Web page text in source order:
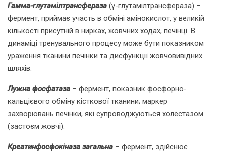
Гамма-глутамілтрансфераза (γ-глутамілтрансфераза) –
фермент, приймає участь в обміні амінокислот, у великій
кількості присутній в нирках, жовчних ходах, печінці. В
динаміці тренувального процесу може бути показником
ураження тканини печінки та дисфункції жовчовивідних
шляхів.
Лужна фосфатаза – фермент, показник фосфорно-
кальцієвого обміну кісткової тканини; маркер
захворювань печінки, які супроводжуються холестазом
(застоєм жовчі).
Креатинфосфокіназа загальна – фермент, здійснює